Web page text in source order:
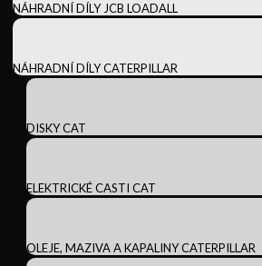
NÁHRADNÍ DÍLY JCB LOADALL
NÁHRADNÍ DÍLY CATERPILLAR
DISKY CAT
ELEKTRICKÉ CASTI CAT
OLEJE, MAZIVA A KAPALINY CATERPILLAR